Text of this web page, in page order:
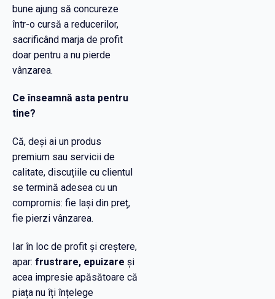
bune ajung să concureze
într-o cursă a reducerilor,
sacrificând marja de profit
doar pentru a nu pierde
vânzarea.
Ce înseamnă asta pentru
tine?
Că, deși ai un produs
premium sau servicii de
calitate, discuțiile cu clientul
se termină adesea cu un
compromis: fie lași din preț,
fie pierzi vânzarea.
Iar în loc de profit și creștere,
apar: frustrare, epuizare și
acea impresie apăsătoare că
piața nu îți înțelege